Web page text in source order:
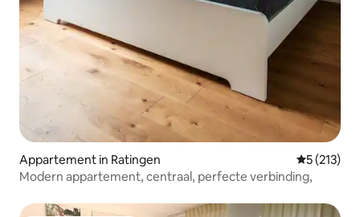
Appartement in Ratingen
5 (213)
Modern appartement, centraal, perfecte verbinding,